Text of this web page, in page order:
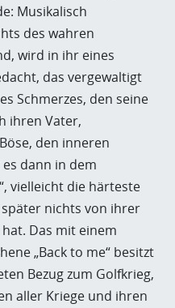
Musikalisch
des wahren
wird in ihr eines
das vergewaltigt
Schmerzes, den seine
ihren Vater,
den inneren
dann in dem
vielleicht die härteste
nichts von ihrer
Das mit einem
„Back to me“ besitzt
Bezug zum Golfkrieg,
aller Kriege und ihren